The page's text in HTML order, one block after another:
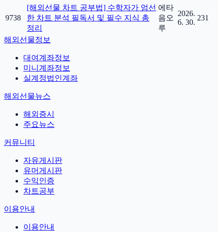
9738
[해외선물 차트 공부법] 수학자가 엄선
한 차트 분석 필독서 및 필수 지식 총
정리
에타
음오
루
2026.
6. 30.
231
해외선물정보
대여계좌정보
미니계좌정보
실계정법인계좌
해외선물뉴스
해외증시
주요뉴스
커뮤니티
자유게시판
유머게시판
수익인증
차트공부
이용안내
이용안내